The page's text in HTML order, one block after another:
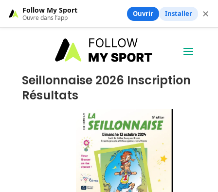
Seillonnaise 2026 Inscription
Résultats
Follow My Sport
Ouvre dans l’app Ouvrir Installer ✕